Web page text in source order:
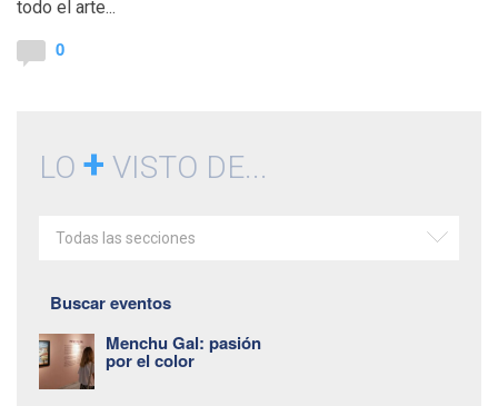
todo el arte...
0
LO + VISTO DE...
Todas las secciones
Buscar eventos
Menchu Gal: pasión
por el color